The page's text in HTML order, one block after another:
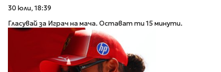
30 юли, 18:39
Гласувай за Играч на мача. Остават ти 15 минути.